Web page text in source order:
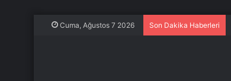
Cuma, Ağustos 7 2026 Son Dakika Haberleri